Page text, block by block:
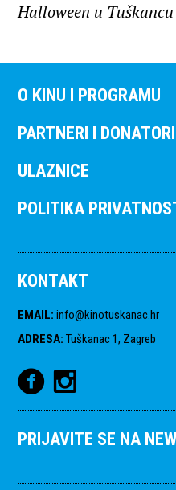
Halloween u
O KINU I PROGRAMU
PARTNERI I DONATORI
ULAZNICE
POLITIKA
KONTAKT
EMAIL: info@kinotuskanac.hr
ADRESA: Tuškanac 1, Zagreb
PRIJAVITE SE NA